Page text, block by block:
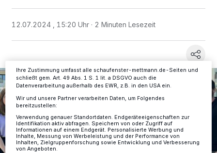
12.07.2024 , 15:20 Uhr 2 Minuten Lesezeit
dieses Menü jederzeit wieder aufrufen, um Ihre Einstellungen zu
Einstellungen oder Ablehnen am unteren Rand der Webseite klicken.
Ihre Zustimmung umfasst alle schaufenster-mettmann.de-Seiten und
schließt gem. Art. 49 Abs. 1 S. 1 lit. a DSGVO auch die
Datenverarbeitung außerhalb des EWR, z.B. in den USA ein.
Wir und unsere Partner verarbeiten Daten, um Folgendes
bereitzustellen:
Verwendung genauer Standortdaten. Endgeräteeigenschaften zur
Identifikation aktiv abfragen. Speichern von oder Zugriff auf
Informationen auf einem Endgerät. Personalisierte Werbung und
Inhalte, Messung von Werbeleistung und der Performance von
Inhalten, Zielgruppenforschung sowie Entwicklung und Verbesserung
von Angeboten.